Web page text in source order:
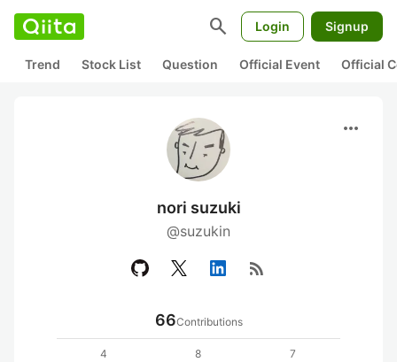
search Login Signup
Trend Stock List Question Official Event Official
more_horiz
nori suzuki
@suzukin
rss_feed
66Contributions
4
8
7